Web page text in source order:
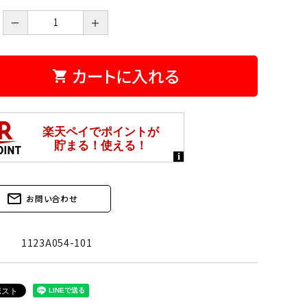
－ ＋
shopping_cart カートに入れる
mail_outline お問い合わせ
1123A054-101